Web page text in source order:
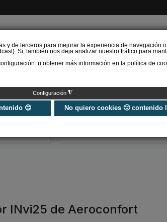
y de terceros para mejorar la experiencia de navegación
Si, también nos deja analizar nuestro tráfico para
u obtener más información en la política de
Configuración ◮
😊 No quiero cookies 🙁 contenido
- Un
Verifactu en
climatización:
exigir la ley a
INvi25 de Aeroconfort